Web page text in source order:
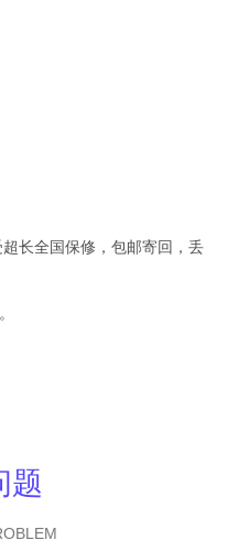
长全国保修，包邮寄回，丢
题